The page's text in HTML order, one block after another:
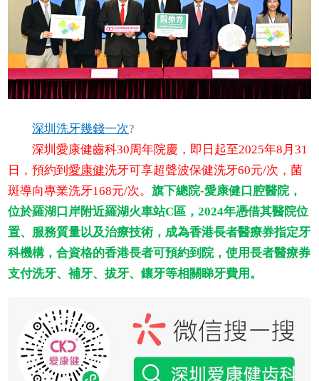
深圳洗牙幾錢一次?
深圳愛康健齒科30周年院慶，即日起至2025年8月31
日，預約到愛康健洗牙可享超聲波保健洗牙60元/次，菌
斑導向專業洗牙168元/次。旗下總院-愛康健口腔醫院，
位於羅湖口岸附近羅湖火車站C區，2024年憑借其醫院位
置、服務質量以及治療技術，成為香港長者醫療券指定牙
科機構，合資格的香港長者可預約到院，使用長者醫療券
支付洗牙、補牙、拔牙、鑲牙等相關睇牙費用。